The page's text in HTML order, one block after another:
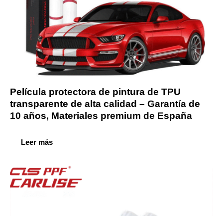
Película protectora de pintura de TPU
transparente de alta calidad – Garantía de
10 años, Materiales premium de España
Leer más